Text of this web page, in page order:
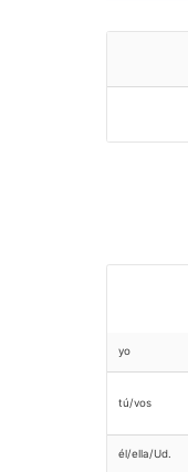
yo
tú/vos
él/ella/Ud.